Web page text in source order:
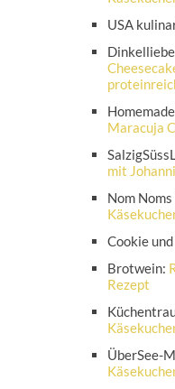
USA
Maracuja
mit
Nom
Cookie und
Brotwein:
Rezept
ÜberSee-